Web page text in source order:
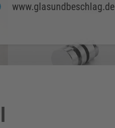
www.glasundbeschlag.de